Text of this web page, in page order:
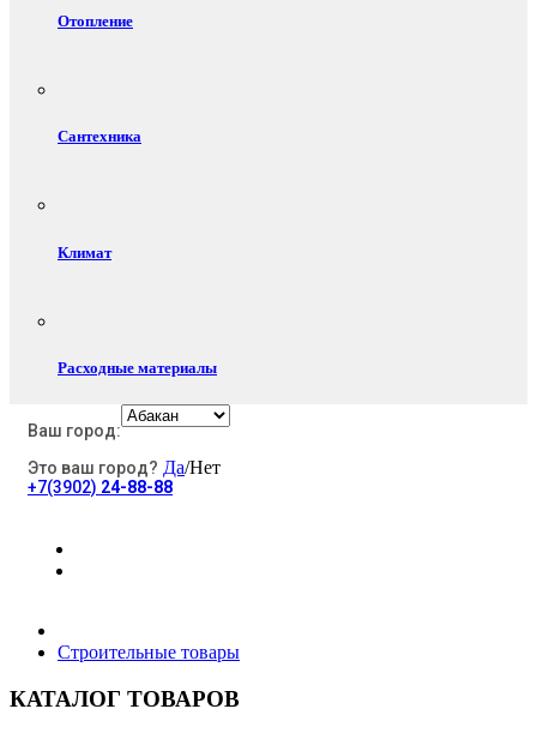
Отопление
Сантехника
Климат
Расходные материалы
Электротовары
Ваш город:
Это ваш город? Да/Нет
+7(3902) 24-88-88
Строительные товары
КАТАЛОГ ТОВАРОВ